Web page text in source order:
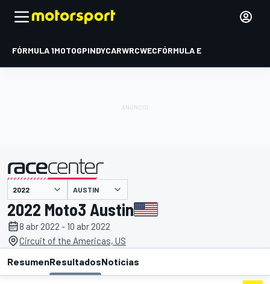
FÓRMULA 1MOTOGPINDYCARWRCWECFÓRMULA E
presentado por AUSTIN
2022 Moto3 Austin
8 abr 2022 - 10 abr 2022
Circuit of the Americas, US
ResumenResultadosNoticias